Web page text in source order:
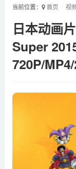
当前位置： 首页 视
日本动画
Super
720P/